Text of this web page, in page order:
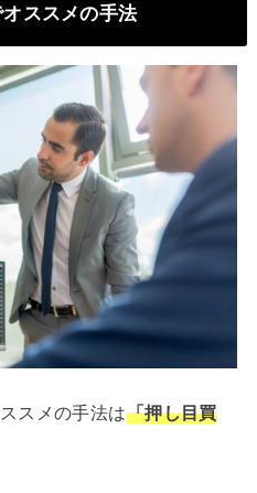
ススメの手法
スメの手法は「押し目買